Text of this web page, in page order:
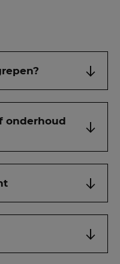
onderhoud